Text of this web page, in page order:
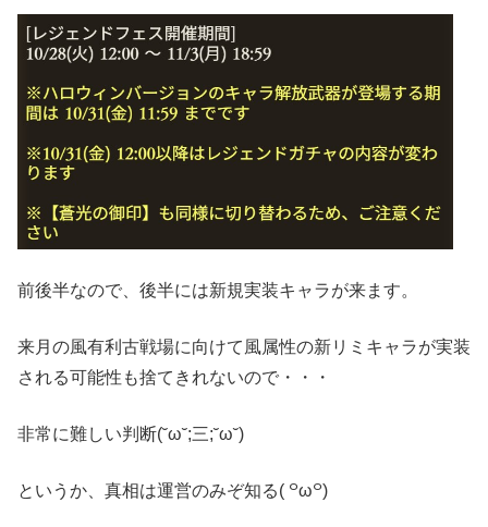
前後半なので、後半には新規実装キャラが来ます。
来月の風有利古戦場に向けて風属性の新リミキャラが実装
される可能性も捨てきれないので・・・
非常に難しい判断(˘ω˘;三;˘ω˘)
というか、真相は運営のみぞ知る( ꒪ω꒪)